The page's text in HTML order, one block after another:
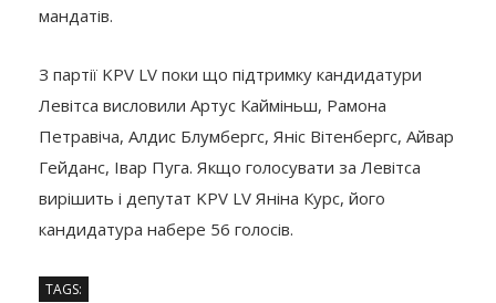
мандатів.
З партії KPV LV поки що підтримку кандидатури
Левітса висловили Артус Кайміньш, Рамона
Петравіча, Алдис Блумбергс, Яніс Вітенбергс, Айвар
Гейданс, Івар Пуга. Якщо голосувати за Левітса
вирішить і депутат KPV LV Яніна Курс, його
кандидатура набере 56 голосів.
TAGS: